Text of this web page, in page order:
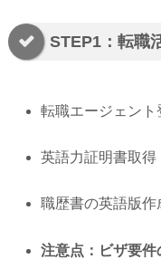
STEP1：転職
転職エージェント
英語力証明書取得
職歴書の英語版作
注意点：ビザ要